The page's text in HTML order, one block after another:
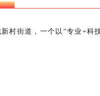
㊶
村街道，一个以“专业+科